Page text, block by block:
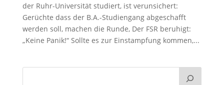
der Ruhr-Universität studiert, ist verunsichert:
Gerüchte dass der B.A.-Studiengang abgeschafft
werden soll, machen die Runde, Der FSR beruhigt:
„Keine Panik!“ Sollte es zur Einstampfung kommen,...